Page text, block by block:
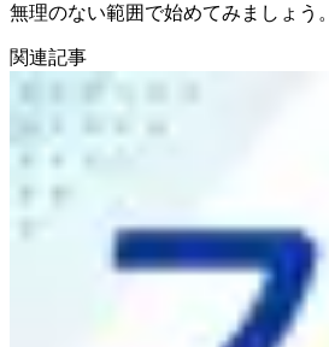
無理のない範囲で始めてみましょう。
関連記事